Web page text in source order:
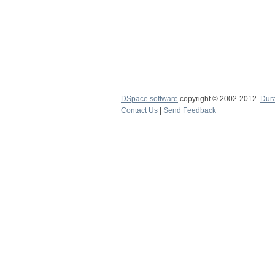
DSpace software copyright © 2002-2012
Contact Us
Send Feedback